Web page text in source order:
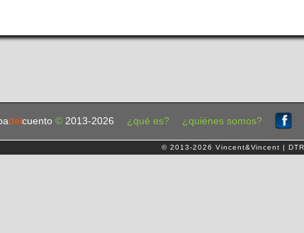
del cuento © 2013-2026 ¿qué es? ¿quiénes somos?
© 2013-2026 Vincent&Vincent |